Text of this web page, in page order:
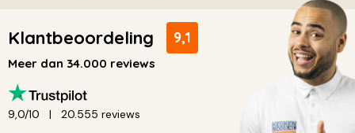
Klantbeoordeling 9,1
Meer dan 34.000 reviews
9,0/10 20.555 reviews